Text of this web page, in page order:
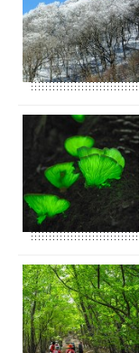
ごまさんスカ
毎年多くのク
とができます。
南国のイメー
には南紀とは
めます。
主として山地
はヒダがぼん
す。なお猛毒